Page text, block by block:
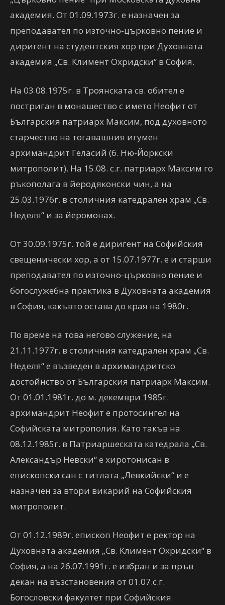
академия. От 01.09.1973г. е назначен за
преподавател по източно-църковно пение и
диригент на студентския хор при Духовната
академия „Св. Климент Охридски“ в София.
На 03.08.1975г. в Троянската св. обител е
постриган в монашество с името Неофит от
Българския патриарх Максим, под духовното
старчество на тогавашния игумен
архимандрит Геласий (б. Ню-Йоркски
митрополит). На 15.08. с.г. патриарх Максим го
ръкополага в йеродяконски чин, а на
25.03.1976г. в столичния катедрален храм „Св.
Неделя“ и за йеромонах.
От 30.09.1975г. той е диригент на Софийския
свещенически хор, а от 15.07.1977г. е и старши
преподавател по източно-църковно пение и
богослужебна практика в Духовната академия
в София, какъвто остава до края на 1980г.
По време на това негово служение, на
21.11.1977г. в столичния катедрален храм „Св.
Неделя“ е възведен в архимандритско
достойнство от Българския патриарх Максим.
От 01.01.1981г. до м. декември 1985г.
архимандрит Неофит е протосингел на
Софийската митрополия. Като такъв на
08.12.1985г. в Патриаршеската катедрала „Св.
Александър Невски“ е хиротонисан в
епископски сан с титлата „Левкийски“ и е
назначен за втори викарий на Софийския
митрополит.
От 01.12.1989г. епископ Неофит е ректор на
Духовната академия „Св. Климент Охридски“ в
София, а на 26.07.1991г. е избран и за пръв
декан на възстановения от 01.07.с.г.
Богословски факултет при Софийския